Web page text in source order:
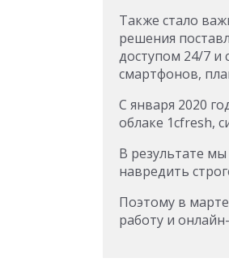
Также стало
решения
доступом 24/7
смартфонов,
С января 2020
облаке 1cfresh,
В результате
навредить
Поэтому в
работу и